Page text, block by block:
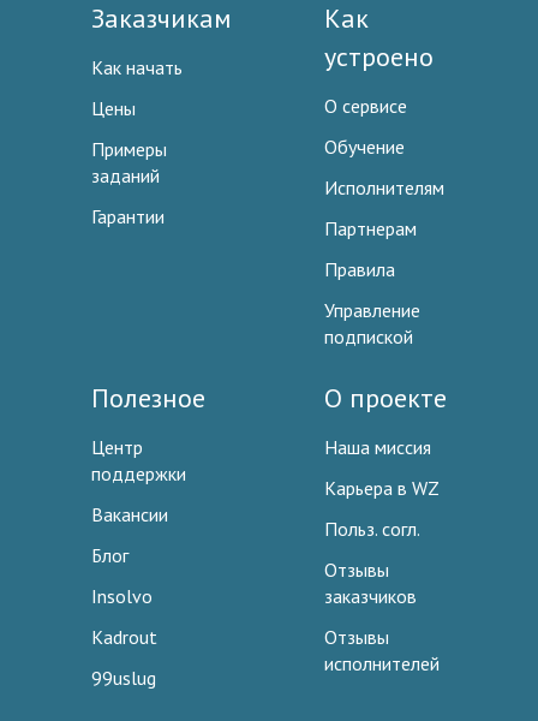
Заказчикам
Как начать
Цены
Примеры
заданий
Гарантии
Как
устроено
О сервисе
Обучение
Исполнителям
Партнерам
Правила
Управление
подпиской
Полезное
Центр
поддержки
Вакансии
Блог
Insolvo
Kadrout
99uslug
О проекте
Наша миссия
Карьера в WZ
Польз. согл.
Отзывы
заказчиков
Отзывы
исполнителей